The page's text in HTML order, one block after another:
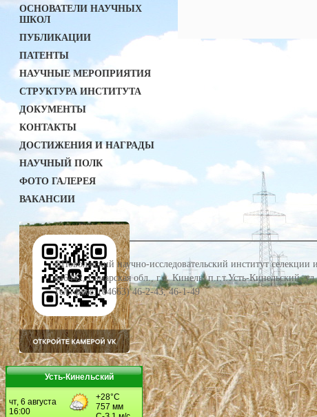
ОСНОВАТЕЛИ НАУЧНЫХ
ШКОЛ
ПУБЛИКАЦИИ
ПАТЕНТЫ
НАУЧНЫЕ МЕРОПРИЯТИЯ
СТРУКТУРА ИНСТИТУТА
ДОКУМЕНТЫ
КОНТАКТЫ
ДОСТИЖЕНИЯ И НАГРАДЫ
НАУЧНЫЙ ПОЛК
ФОТО ГАЛЕРЕЯ
ВАКАНСИИ
Усть-Кинельский
©Поволжский научно-исследовательский институт
446442, Самарская обл., г.о. Кинель, п.г.т.Усть-Кинельский,
Тел./факс: (84663) 46-2-43, 46-1-49